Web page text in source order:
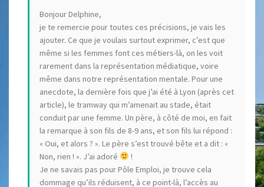
Bonjour Delphine,
je te remercie pour toutes ces précisions, je vais les
ajouter. Ce que je voulais surtout exprimer, c’est que
même si les femmes font ces métiers-là, on les voit
rarement dans la représentation médiatique, voire
même dans notre représentation mentale. Pour une
anecdote, la dernière fois que j’ai été à Lyon (après cet
article), le tramway qui m’amenait au stade, était
conduit par une femme. Un père, à côté de moi, en fait
la remarque à son fils de 8-9 ans, et son fils lui répond :
« Oui, et alors ? ». Le père s’est trouvé bête et a dit : «
Non, rien ! ». J’ai adoré
!
Je ne savais pas pour Pôle Emploi, je trouve cela
dommage qu’ils réduisent, à ce point-là, l’accès au